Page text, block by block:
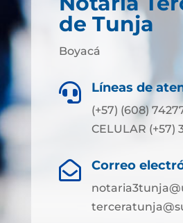
de Tunja
Boyacá
 Líneas de
(+57) (608)
CELULAR (+57)
 Correo